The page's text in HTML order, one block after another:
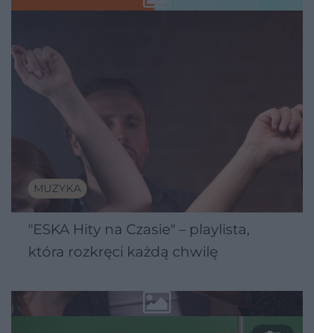
MUZYKA
"ESKA Hity na Czasie" – playlista,
która rozkręci każdą chwilę